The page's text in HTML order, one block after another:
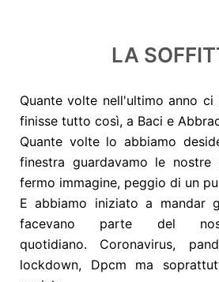
LA
Quante volte nell'ultimo anno ci
finisse tutto così, a Baci e
Quante volte lo abbiamo
finestra guardavamo le nostre
fermo immagine, peggio di un
E abbiamo iniziato a mandar
facevano parte del
quotidiano. Coronavirus,
lockdown, Dpcm ma